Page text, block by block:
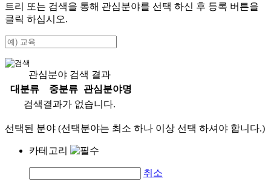
트리 또는 검색을 통해 관심분야를 선택 하신 후 등록 버튼을
클릭 하십시오.
관심분야 검색 결과
대분류
중분류
관심분야명
검색결과가 없습니다.
선택된 분야 (선택분야는 최소 하나 이상 선택 하셔야 합니다.)
카테고리
취소